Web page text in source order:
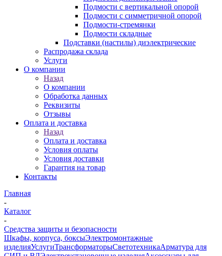
Подмости с вертикальной опорой
Подмости с симметричной опорой
Подмости-стремянки
Подмости складные
Подставки (настилы) диэлектрические
Распродажа склада
Услуги
О компании
Назад
О компании
Обработка данных
Реквизиты
Отзывы
Оплата и доставка
Назад
Оплата и доставка
Условия оплаты
Условия доставки
Гарантия на товар
Контакты
Главная
-
Каталог
-
Средства защиты и безопасности
Шкафы, корпуса, боксыЭлектромонтажные
изделияУслугиТрансформаторыСветотехникаАрматура для